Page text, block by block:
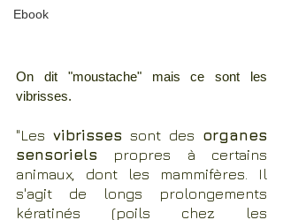
Ebook
On dit "moustache" mais ce sont les
vibrisses.
"Les vibrisses sont des organes
sensoriels propres à certains
animaux, dont les mammifères. Il
s'agit de longs prolongements
kératinés (poils chez les